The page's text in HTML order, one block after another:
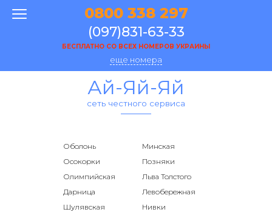
0800 338 297
(097)831-63-33
БЕСПЛАТНО СО ВСЕХ НОМЕРОВ УКРАИНЫ
еще номера
Ай-Яй-Яй
сеть честного сервиса
Оболонь
Минская
Осокорки
Позняки
Олимпийская
Льва Толстого
Дарница
Левобережная
Шулявская
Нивки